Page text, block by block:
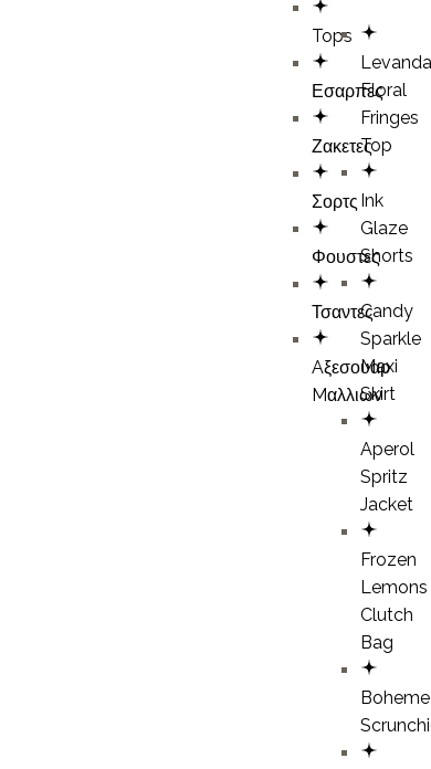
Tops
Εσαρπες
Ζακετες
Σορτς
Φουστες
Τσαντες
Aξεσουαρ
Mαλλιων
Levanda
Floral
Fringes
Top
Ink
Glaze
Shorts
Candy
Sparkle
Maxi
Skirt
Aperol
Spritz
Jacket
Frozen
Lemons
Clutch
Bag
Boheme